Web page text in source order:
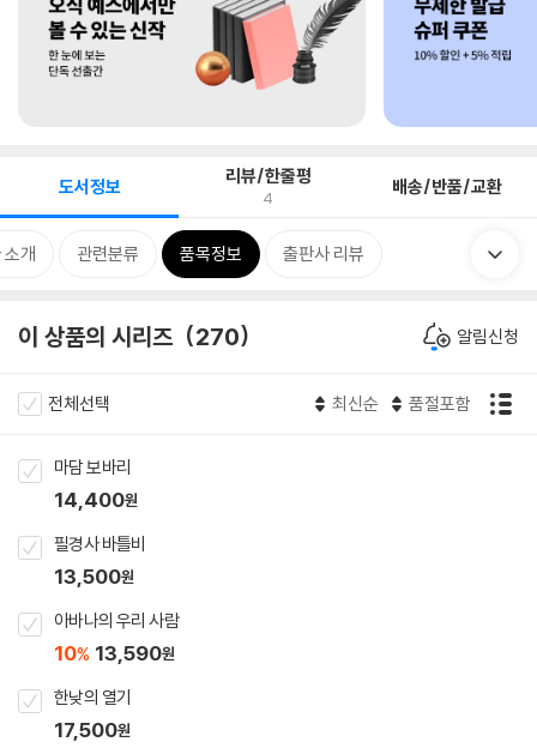
도서정보 리뷰/한줄평
4 배송/반품/교환
소개 관련분류 품목정보 출판사 리뷰
이 상품의 시리즈 270 알림신청
전체선택 최신순 품절포함
마담 보바리
14,400원
필경사 바틀비
13,500원
아바나의 우리 사람
10% 13,590원
한낮의 열기
17,500원